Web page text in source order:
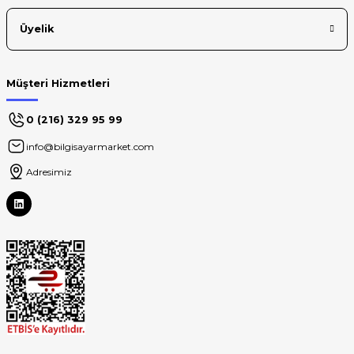
Üyelik
Müşteri Hizmetleri
0 (216) 329 95 99
info@bilgisayarmarket.com
Adresimiz